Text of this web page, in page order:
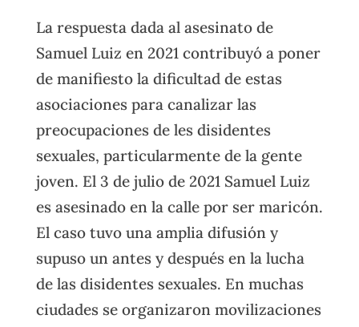
La respuesta dada al asesinato de
Samuel Luiz en 2021 contribuyó a poner
de manifiesto la dificultad de estas
asociaciones para canalizar las
preocupaciones de les disidentes
sexuales, particularmente de la gente
joven. El 3 de julio de 2021 Samuel Luiz
es asesinado en la calle por ser maricón.
El caso tuvo una amplia difusión y
supuso un antes y después en la lucha
de las disidentes sexuales. En muchas
ciudades se organizaron movilizaciones